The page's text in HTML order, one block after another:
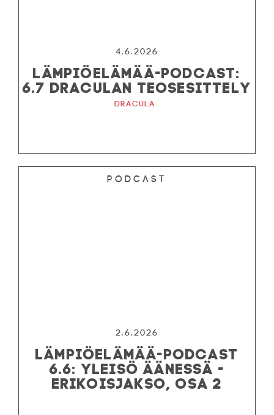
4.6.2026
LÄMPIÖELÄMÄÄ-PODCAST:
6.7 DRACULAN TEOSESITTELY
Dracula
Podcast
2.6.2026
LÄMPIÖELÄMÄÄ-PODCAST
6.6: YLEISÖ ÄÄNESSÄ -
ERIKOISJAKSO, OSA 2